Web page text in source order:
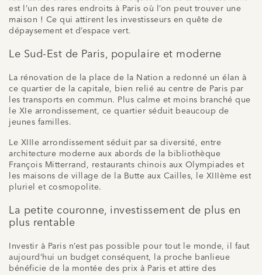
est l’un des rares endroits à Paris où l’on peut trouver une
maison ! Ce qui attirent les investisseurs en quête de
dépaysement et d’espace vert.
Le Sud-Est de Paris, populaire et moderne
La rénovation de la place de la Nation a redonné un élan à
ce quartier de la capitale, bien relié au centre de Paris par
les transports en commun. Plus calme et moins branché que
le XIe arrondissement, ce quartier séduit beaucoup de
jeunes familles.
Le XIIIe arrondissement séduit par sa diversité, entre
architecture moderne aux abords de la bibliothèque
François Mitterrand, restaurants chinois aux Olympiades et
les maisons de village de la Butte aux Cailles, le XIIIème est
pluriel et cosmopolite.
La petite couronne, investissement de plus en
plus rentable
Investir à Paris n’est pas possible pour tout le monde, il faut
aujourd’hui un budget conséquent, la proche banlieue
bénéficie de la montée des prix à Paris et attire des